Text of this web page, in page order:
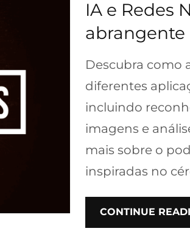
IA e Redes
abrangente
Descubra como
diferentes
incluindo
imagens e
mais sobre o
inspiradas no
CONTINUE